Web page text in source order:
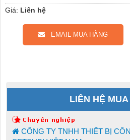
Giá: Liên hệ
EMAIL MUA HÀNG
LIÊN HỆ
CÔNG TY TNHH THIẾT BỊ